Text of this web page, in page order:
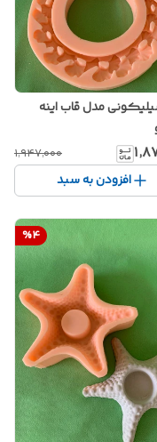
مدل قاب اینه
۱٬۹۴۷٬۰۰۰
افزودن به سبد
%4